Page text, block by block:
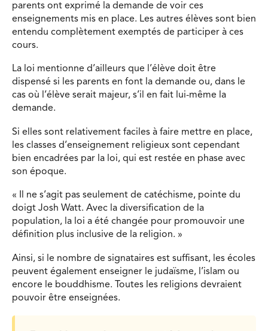
parents ont exprimé la demande de voir ces
enseignements mis en place. Les autres élèves sont bien
entendu complètement exemptés de participer à ces
cours.
La loi mentionne d’ailleurs que l’élève doit être
dispensé si les parents en font la demande ou, dans le
cas où l’élève serait majeur, s’il en fait lui-même la
demande.
Si elles sont relativement faciles à faire mettre en place,
les classes d’enseignement religieux sont cependant
bien encadrées par la loi, qui est restée en phase avec
son époque.
« Il ne s’agit pas seulement de catéchisme, pointe du
doigt Josh Watt. Avec la diversification de la
population, la loi a été changée pour promouvoir une
définition plus inclusive de la religion. »
Ainsi, si le nombre de signataires est suffisant, les écoles
peuvent également enseigner le judaïsme, l’islam ou
encore le bouddhisme. Toutes les religions devraient
pouvoir être enseignées.